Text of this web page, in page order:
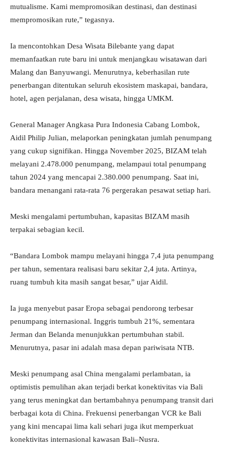
mutualisme. Kami mempromosikan destinasi, dan destinasi
mempromosikan rute,” tegasnya.
Ia mencontohkan Desa Wisata Bilebante yang dapat
memanfaatkan rute baru ini untuk menjangkau wisatawan dari
Malang dan Banyuwangi. Menurutnya, keberhasilan rute
penerbangan ditentukan seluruh ekosistem maskapai, bandara,
hotel, agen perjalanan, desa wisata, hingga UMKM.
General Manager Angkasa Pura Indonesia Cabang Lombok,
Aidil Philip Julian, melaporkan peningkatan jumlah penumpang
yang cukup signifikan. Hingga November 2025, BIZAM telah
melayani 2.478.000 penumpang, melampaui total penumpang
tahun 2024 yang mencapai 2.380.000 penumpang. Saat ini,
bandara menangani rata-rata 76 pergerakan pesawat setiap hari.
Meski mengalami pertumbuhan, kapasitas BIZAM masih
terpakai sebagian kecil.
“Bandara Lombok mampu melayani hingga 7,4 juta penumpang
per tahun, sementara realisasi baru sekitar 2,4 juta. Artinya,
ruang tumbuh kita masih sangat besar,” ujar Aidil.
Ia juga menyebut pasar Eropa sebagai pendorong terbesar
penumpang internasional. Inggris tumbuh 21%, sementara
Jerman dan Belanda menunjukkan pertumbuhan stabil.
Menurutnya, pasar ini adalah masa depan pariwisata NTB.
Meski penumpang asal China mengalami perlambatan, ia
optimistis pemulihan akan terjadi berkat konektivitas via Bali
yang terus meningkat dan bertambahnya penumpang transit dari
berbagai kota di China. Frekuensi penerbangan VCR ke Bali
yang kini mencapai lima kali sehari juga ikut memperkuat
konektivitas internasional kawasan Bali–Nusra.